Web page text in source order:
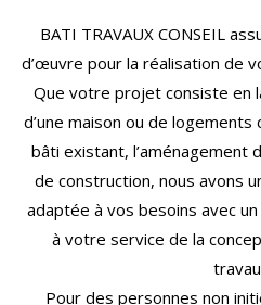
apporter des conseils de
au long du déroulement du
BATI TRAVAUX CONSEIL
d’œuvre pour la réalisation de
Que votre projet consiste en
d’une maison ou de logements
bâti existant,
de construction, nous avons
adaptée à vos besoins avec
à votre service de la
Pour des personnes non